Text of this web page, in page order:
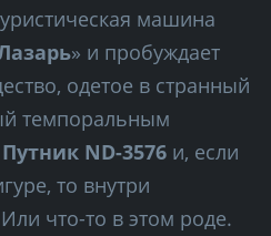
машина
» и пробуждает
одетое в странный
темпоральным
Путник ND-3576 и, если
то внутри
что-то в этом роде.